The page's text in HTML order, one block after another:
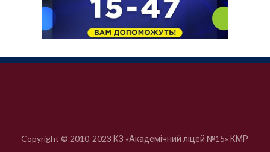
Copyright © 2010-2023 КЗ «Академічний ліцей №15» КМР